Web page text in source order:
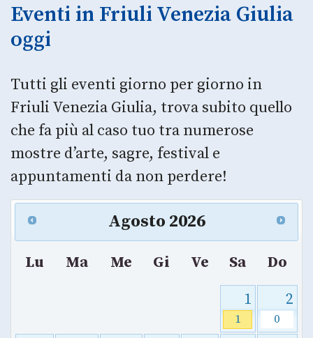
Eventi in Friuli Venezia Giulia
oggi
Tutti gli eventi giorno per giorno in
Friuli Venezia Giulia, trova subito quello
che fa più al caso tuo tra numerose
mostre d’arte, sagre, festival e
appuntamenti da non perdere!
Agosto 2026
Lu Ma Me Gi Ve Sa
Do
1
1
2
0